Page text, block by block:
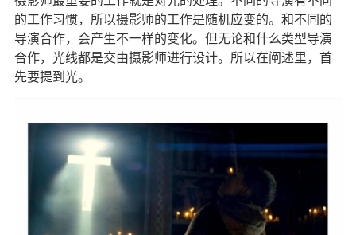
的工作习惯，所以摄影师的工作是随机应变的。和不同的
导演合作，会产生不一样的变化。但无论和什么类型导演
合作，光线都是交由摄影师进行设计。所以在阐述里，首
先要提到光。